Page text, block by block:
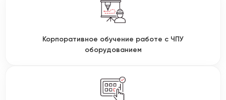
Корпоративное обучение работе с ЧПУ
оборудованием